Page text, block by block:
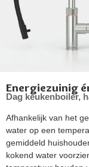
Energiezuinig
Dag keukenboiler,
Afhankelijk van het
water op een
gemiddeld
kokend water